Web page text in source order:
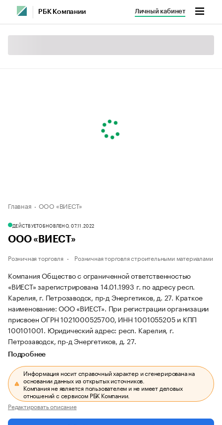
РБК Компании Личный кабинет
Главная ООО «ВИЕСТ»
ДЕЙСТВУЕТОБНОВЛЕНО, 07.11.2022
ООО «ВИЕСТ»
Розничная торговля Розничная торговля строительными материалами
Компания Общество с ограниченной ответственностью
«ВИЕСТ» зарегистрирована 14.01.1993 г. по адресу респ.
Карелия, г. Петрозаводск, пр-д Энергетиков, д. 27. Краткое
наименование: ООО «ВИЕСТ». При регистрации организации
присвоен ОГРН 1021000525700, ИНН 1001055205 и КПП
100101001. Юридический адрес: респ. Карелия, г.
Петрозаводск, пр-д Энергетиков, д. 27.
Подробнее
Информация носит справочный характер и сгенерирована на
основании данных из открытых источников.
Компания не является пользователем и не имеет деловых
отношений с сервисом РБК Компании.
Редактировать описание